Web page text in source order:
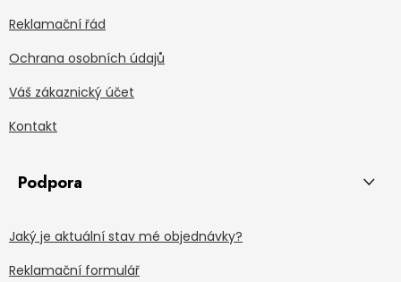
Reklamační řád
Ochrana osobních údajů
Váš zákaznický účet
Kontakt
Podpora
Jaký je aktuální stav mé objednávky?
Reklamační formulář